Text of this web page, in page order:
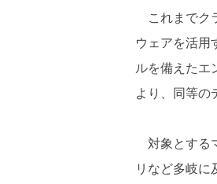
これまでク
ウェアを活用
ルを備えたエ
より、同等の
対象とする
リなど多岐に